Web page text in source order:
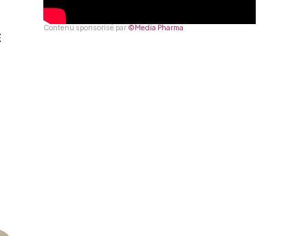
Contenu sponsorisé par ©Media Pharma